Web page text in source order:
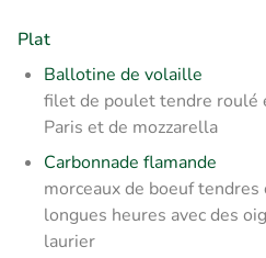
Plat
Ballotine de volaille
filet de poulet tendre roulé
Paris et de mozzarella
Carbonnade flamande
morceaux de boeuf
longues heures avec des
laurier